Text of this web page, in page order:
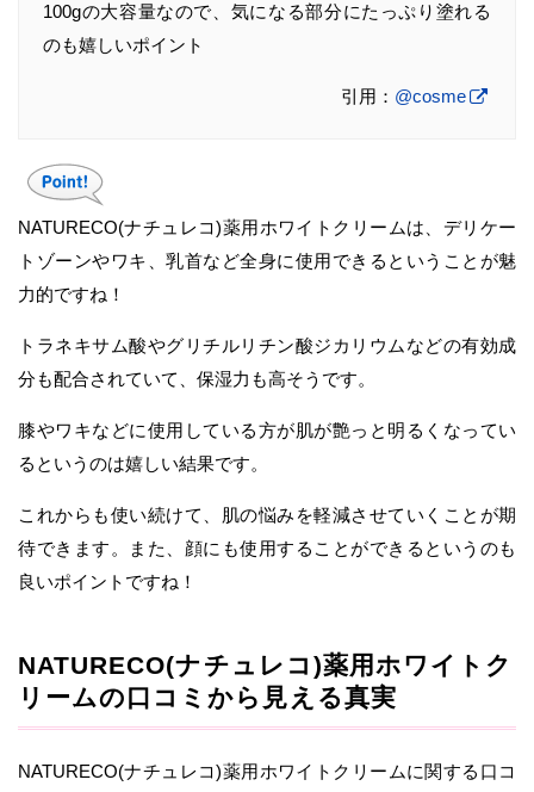
100gの大容量なので、気になる部分にたっぷり塗れる
のも嬉しいポイント
引用： @cosme
NATURECO(ナチュレコ)薬用ホワイトクリームは、デリケー
トゾーンやワキ、乳首など全身に使用できるということが魅
力的ですね！
トラネキサム酸やグリチルリチン酸ジカリウムなどの有効成
分も配合されていて、保湿力も高そうです。
膝やワキなどに使用している方が肌が艶っと明るくなってい
るというのは嬉しい結果です。
これからも使い続けて、肌の悩みを軽減させていくことが期
待できます。また、顔にも使用することができるというのも
良いポイントですね！
NATURECO(ナチュレコ)薬用ホワイトク
リームの口コミから見える真実
NATURECO(ナチュレコ)薬用ホワイトクリームに関する口コ